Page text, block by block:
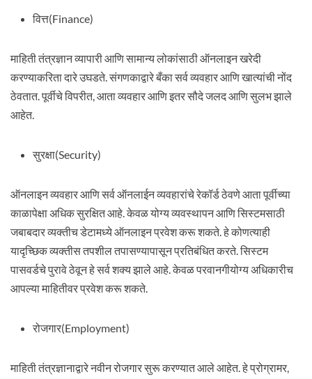
वित्त(Finance)
माहिती तंत्रज्ञान व्यापारी आणि सामान्य लोकांसाठी ऑनलाइन खरेदी
करण्याकरिता दारे उघडते. संगणकाद्वारे बँका सर्व व्यवहार आणि खात्यांची नोंद
ठेवतात. पूर्वीचे विपरीत, आता व्यवहार आणि इतर सौदे जलद आणि सुलभ झाले
आहेत.
सुरक्षा(Security)
ऑनलाइन व्यवहार आणि सर्व ऑनलाईन व्यवहारांचे रेकॉर्ड ठेवणे आता पूर्वीच्या
काळापेक्षा अधिक सुरक्षित आहे. केवळ योग्य व्यवस्थापन आणि सिस्टमसाठी
जबाबदार व्यक्तीच डेटामध्ये ऑनलाइन प्रवेश करू शकते. हे कोणत्याही
यादृच्छिक व्यक्तीस तपशील तपासण्यापासून प्रतिबंधित करते. सिस्टम
पासवर्डचे पुरावे ठेवून हे सर्व शक्य झाले आहे. केवळ परवानगीयोग्य अधिकारीच
आपल्या माहितीवर प्रवेश करू शकते.
रोजगार(Employment)
माहिती तंत्रज्ञानाद्वारे नवीन रोजगार सुरू करण्यात आले आहेत. हे प्रोग्रामर,